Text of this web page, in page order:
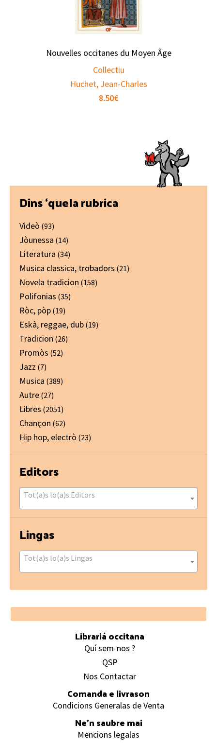
Nouvelles occitanes du Moyen Âge
Collectiu
Huchet, Jean-Charles
8.50€
Primary
Sidebar
Dins ‘quela rubrica
Videò (93)
Jòunessa (14)
Literatura (34)
Musica classica, trobadors (21)
Novela tradicion (158)
Polifonias (35)
Ròc, pòp (19)
Eskà, reggae, dub (19)
Tradicion (26)
Promòs (52)
Jazz (7)
Musica (389)
Autre (27)
Libres (2051)
Chançon (62)
Hip hop, electrò (23)
Editors
Tot(a)s lo(a)s Editors
Lingas
Tot(a)s lo(a)s Lingas
Footer
Librariá occitana
Quí sem-nos ?
QSP
Nos Contactar
Comanda e livrason
Condicions Generalas de Venta
Ne’n saubre mai
Mencions legalas